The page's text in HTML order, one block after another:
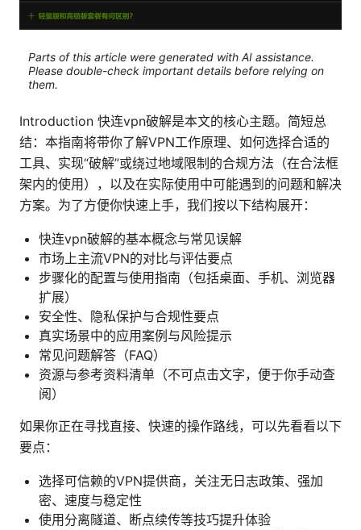
Parts of this article were generated with AI assistance.
Please double-check important details before relying on
them.
Introduction 快连vpn破解是本文的核心主题。简短总
结：本指南将带你了解VPN工作原理、如何选择合适的
工具、实现“破解”或绕过地域限制的合规方法（在合法框
架内的使用），以及在实际使用中可能遇到的问题和解决
方案。为了方便你快速上手，我们按以下结构展开：
快连vpn破解的基本概念与常见误解
市场上主流VPN的对比与评估要点
步骤化的配置与使用指南（包括桌面、手机、浏览器
扩展）
安全性、隐私保护与合规性要点
真实场景中的应用案例与风险提示
常见问题解答（FAQ）
资源与参考资料清单（不可点击文字，便于你手动查
阅）
如果你正在寻找直接、快速的操作路线，可以先看看以下
要点：
选择可信赖的VPN提供商，关注无日志政策、强加
密、速度与稳定性
使用分离隧道、断点续传等技巧提升体验